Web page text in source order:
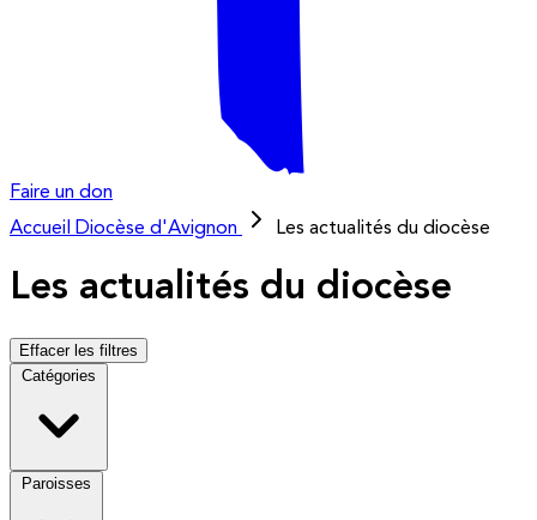
Faire un don
Accueil
Diocèse d'Avignon Les actualités du diocèse
Les actualités du diocèse
Effacer les filtres
Catégories
Paroisses